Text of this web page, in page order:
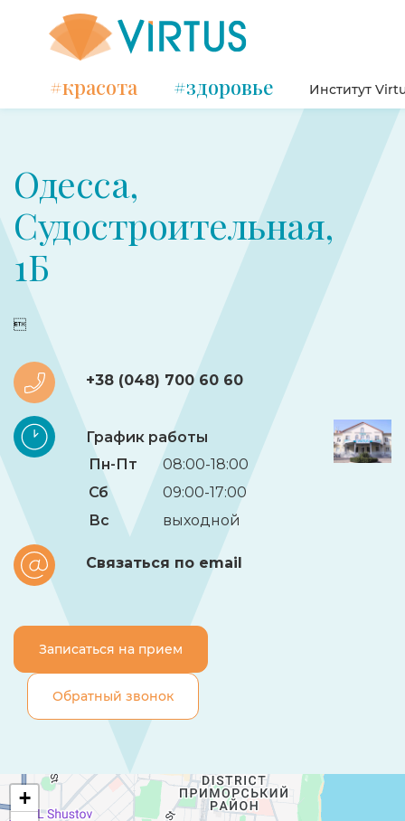
#красота #здоровье Институт
Одесса,
Судостроительная,
1Б

+38 (048) 700 60 60
График работы
Пн-Пт
08:00-18:00
Сб
09:00-17:00
Вс
выходной
Связаться по email
Записаться на прием
Обратный звонок
+